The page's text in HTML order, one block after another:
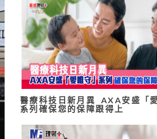
醫療科技日新月異 AXA安盛「愛
系列確保您的保障跟得上